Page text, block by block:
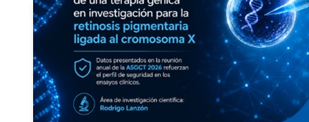
Quiénes
Somos
Servicios
Asóciate
Haz tu
donativo